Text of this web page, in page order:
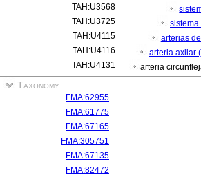
TAH:U3568
TAH:U3725
sistema
TAH:U4115
arterias
TAH:U4116
arteria axilar
TAH:U4131
arteria
Taxonomy
FMA:62955
FMA:61775
FMA:67165
FMA:305751
FMA:67135
FMA:82472